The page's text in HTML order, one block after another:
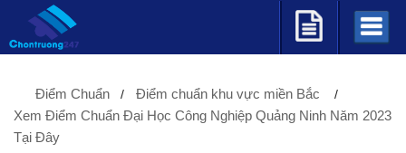
Điểm Chuẩn
Điểm chuẩn khu vực miền Bắc
Xem Điểm Chuẩn Đại Học Công Nghiệp Quảng Ninh Năm 2023
Tại Đây